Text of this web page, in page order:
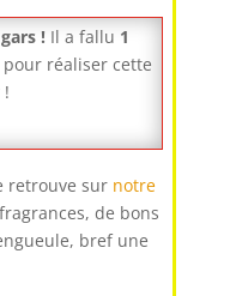
! Il a fallu 1
pour réaliser cette
retrouve sur notre
de bons
bref une